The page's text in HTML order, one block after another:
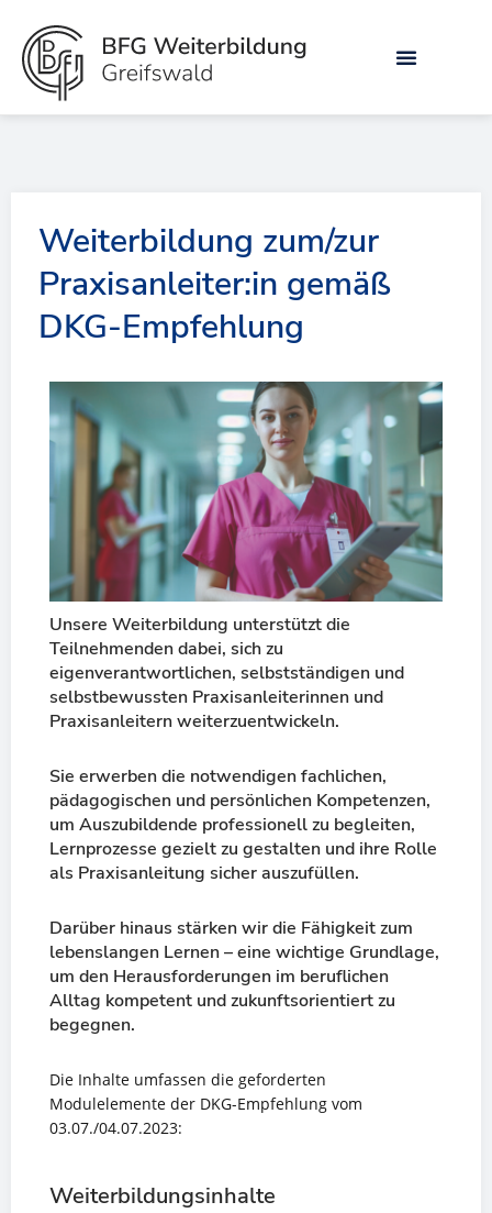
Inhalt
springen
Weiterbildung zum/zur
Praxisanleiter:in gemäß
DKG-Empfehlung
Unsere Weiterbildung unterstützt die
Teilnehmenden dabei, sich zu
eigenverantwortlichen, selbstständigen und
selbstbewussten Praxisanleiterinnen und
Praxisanleiternweiterzuentwickeln.
Sie erwerben die notwendigen fachlichen,
pädagogischen und persönlichen Kompetenzen,
um Auszubildende professionell zu begleiten,
Lernprozesse gezielt zu gestalten und ihre Rolle
als Praxisanleitung sicher auszufüllen.
Darüber hinaus stärken wir die Fähigkeit zum
lebenslangen Lernen – eine wichtige Grundlage,
um den Herausforderungen im beruflichen
Alltag kompetent und zukunftsorientiert zu
begegnen.
Die Inhalte umfassen die geforderten
Modulelemente der DKG-Empfehlung vom
03.07./04.07.2023:
Weiterbildungsinhalte